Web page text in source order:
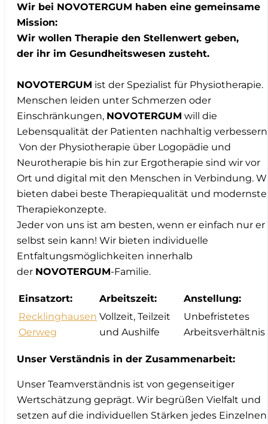
Wir bei NOVOTERGUM haben eine gemeinsame
Mission:
Wir wollen Therapie den Stellenwert geben,
der ihr im Gesundheitswesen zusteht.
NOVOTERGUM ist der Spezialist für Physiotherapie.
Menschen leiden unter Schmerzen oder
Einschränkungen, NOVOTERGUM will die
Lebensqualität der Patienten nachhaltig
Von der Physiotherapie über Logopädie und
Neurotherapie bis hin zur Ergotherapie sind wir vor
Ort und digital mit den Menschen in Verbindung.
bieten dabei beste Therapiequalität und modernste
Therapiekonzepte.
Jeder von uns ist am besten, wenn er einfach nur er
selbst sein kann! Wir bieten individuelle
Entfaltungsmöglichkeiten innerhalb
der NOVOTERGUM-Familie.
Einsatzort: Arbeitszeit:
Anstellung:
Recklinghausen
Oerweg
Vollzeit, Teilzeit
und Aushilfe
Unbefristetes
Arbeitsverhältnis
Unser Verständnis in der Zusammenarbeit:
Unser Teamverständnis ist von gegenseitiger
Wertschätzung geprägt. Wir begrüßen Vielfalt und
setzen auf die individuellen Stärken jedes Einzelnen